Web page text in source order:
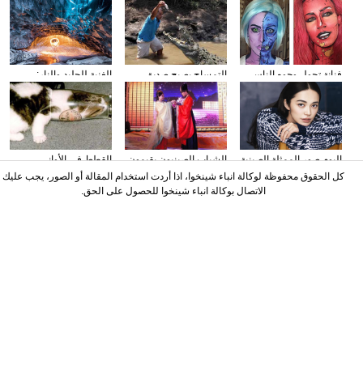
الغنية للجليد والنار:
المصور يلتقط صورا في
الأنهار الجليدية
التمساح يصبح صديق
الناس في كوستا ريكا
فنانة تحول وجوه الناس
إلى الشخصيات الكرتونية
باستخدام الماكياج
القطط في الأواني
الزجاجية
الشباب الصينيون يقيمون
حفل الزفاف وفقا لطريقة
"أسرة هان"
البوم صور الممثلة الصينية
ياو تشن على مجلة
كل الحقوق محفوظة لوكالة انباء شينخوا، اذا أردت استخدام المقالة أو الصور، يجب عليك
الاتصال بوكالة انباء شينخوا للحصول على الحق.